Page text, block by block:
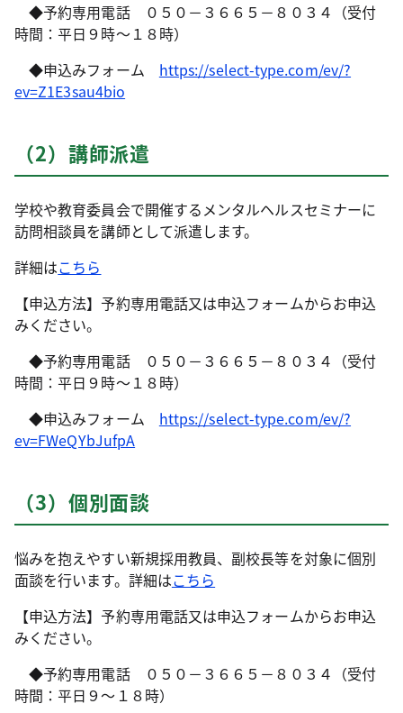
◆予約専用電話 ０５０－３６６５－８０３４（受付
時間：平日９時～１８時）
◆申込みフォーム https://select-type.com/ev/?
ev=Z1E3sau4bio
（2）講師派遣
学校や教育委員会で開催するメンタルヘルスセミナーに
訪問相談員を講師として派遣します。
詳細はこちら
【申込方法】予約専用電話又は申込フォームからお申込
みください。
◆予約専用電話 ０５０－３６６５－８０３４（受付
時間：平日９時～１８時）
◆申込みフォーム https://select-type.com/ev/?
ev=FWeQYbJufpA
（3）個別面談
悩みを抱えやすい新規採用教員、副校長等を対象に個別
面談を行います。詳細はこちら
【申込方法】予約専用電話又は申込フォームからお申込
みください。
◆予約専用電話 ０５０－３６６５－８０３４（受付
時間：平日９～１８時）